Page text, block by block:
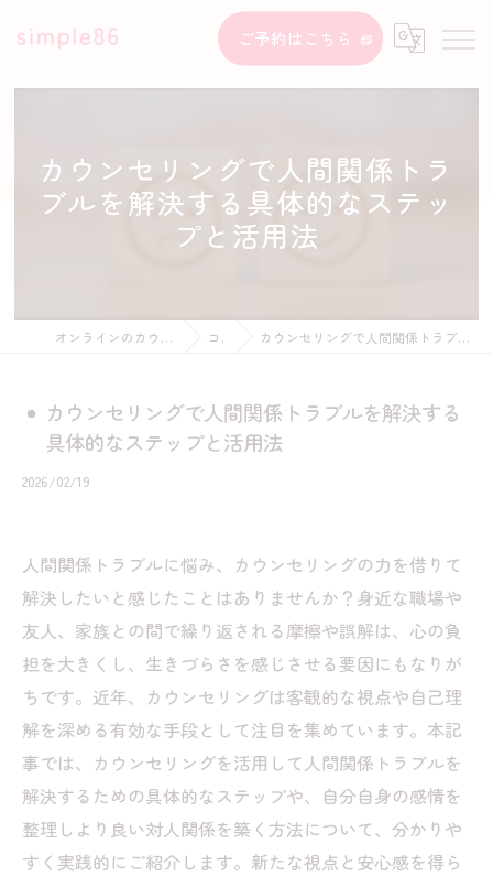
ご予約はこちら
カウンセリングで人間関係トラ
ブルを解決する具体的なステッ
プと活用法
オンラインのカウンセリングならsimple86 コラム カウンセリングで人間関係トラブルを解決する具体的なステップと活用法
カウンセリングで人間関係トラブルを解決する
具体的なステップと活用法
2026/02/19
人間関係トラブルに悩み、カウンセリングの力を借りて
解決したいと感じたことはありませんか？身近な職場や
友人、家族との間で繰り返される摩擦や誤解は、心の負
担を大きくし、生きづらさを感じさせる要因にもなりが
ちです。近年、カウンセリングは客観的な視点や自己理
解を深める有効な手段として注目を集めています。本記
事では、カウンセリングを活用して人間関係トラブルを
解決するための具体的なステップや、自分自身の感情を
整理しより良い対人関係を築く方法について、分かりや
すく実践的にご紹介します。新たな視点と安心感を得ら